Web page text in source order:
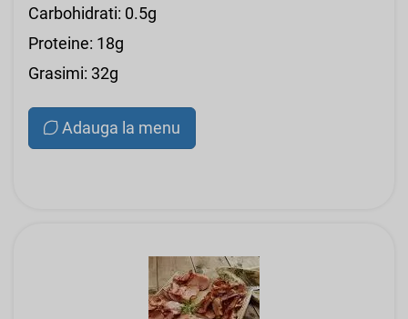
Carbohidrati: 0.5g
Proteine: 18g
Grasimi: 32g
Adauga la menu